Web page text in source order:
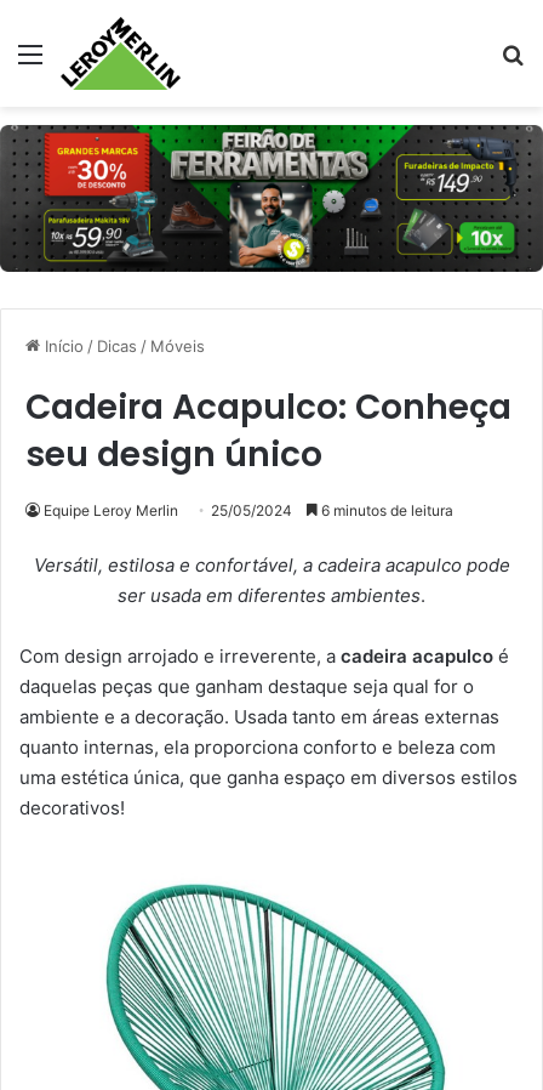
Menu
Início / Dicas / Móveis
Cadeira Acapulco: Conheça
seu design único
Equipe Leroy Merlin 25/05/2024 6 minutos de leitura
Versátil, estilosa e confortável, a cadeira acapulco pode
ser usada em diferentes ambientes.
Com design arrojado e irreverente, a cadeira acapulco é
daquelas peças que ganham destaque seja qual for o
ambiente e a decoração. Usada tanto em áreas externas
quanto internas, ela proporciona conforto e beleza com
uma estética única, que ganha espaço em diversos estilos
decorativos!